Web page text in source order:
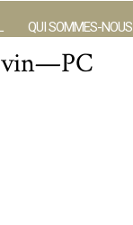
QUI SOMMES-NOUS
vin—PC